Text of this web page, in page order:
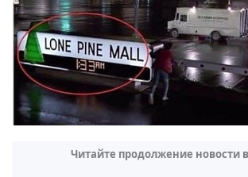
Читайте продолжение новости